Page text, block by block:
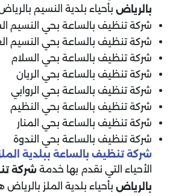
بالرياض بأحياء بلدية النسيم
شركة تنظيف بالساعة بحي النسيم
شركة تنظيف بالساعة بحي النسيم
شركة تنظيف بالساعة بحي السلام
شركة تنظيف بالساعة بحي الريان
شركة تنظيف بالساعة بحي الروابي
شركة تنظيف بالساعة بحي النظيم
شركة تنظيف بالساعة بحي المنار
شركة تنظيف بالساعة بحي الندوة
شركة تنظيف بالساعة ببلدية
الأحياء التي نقدم بها خدمة شركة
بالرياض بأحياء بلدية الملز